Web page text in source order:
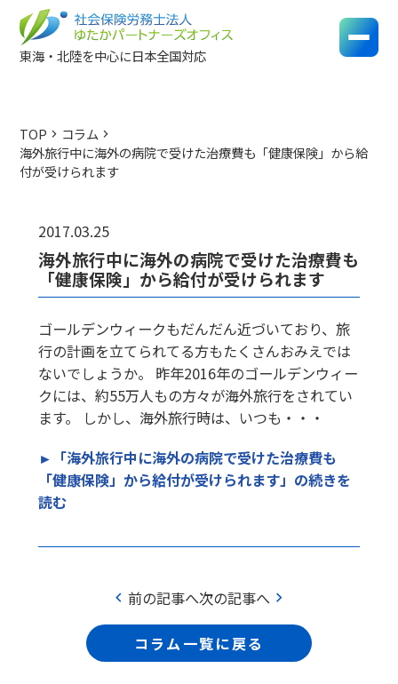
東海・北陸を中心に日本全国対応
TOP chevron_right コラム chevron_right
海外旅行中に海外の病院で受けた治療費も「健康保険」から給
付が受けられます
2017.03.25
海外旅行中に海外の病院で受けた治療費も
「健康保険」から給付が受けられます
ゴールデンウィークもだんだん近づいており、旅
行の計画を立てられてる方もたくさんおみえでは
ないでしょうか。 昨年2016年のゴールデンウィー
クには、約55万人もの方々が海外旅行をされてい
ます。 しかし、海外旅行時は、いつも・・・
►「海外旅行中に海外の病院で受けた治療費も
「健康保険」から給付が受けられます」の続きを
読む
chevron_left 前の記事へ次の記事へ chevron_right
コラム一覧に戻る